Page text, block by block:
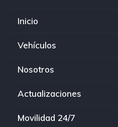
Inicio
Vehículos
Nosotros
Actualizaciones
Movilidad 24/7